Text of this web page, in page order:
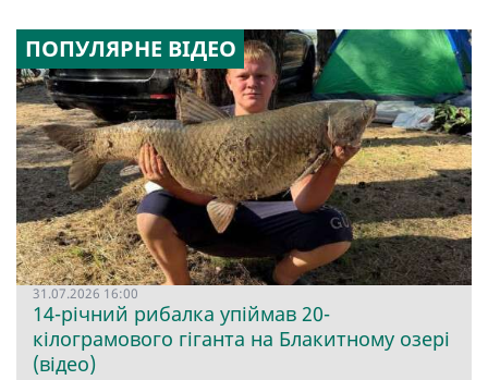
ПОПУЛЯРНЕ ВІДЕО
31.07.2026 16:00
14-річний рибалка упіймав 20-
кілограмового гіганта на Блакитному озері
(відео)